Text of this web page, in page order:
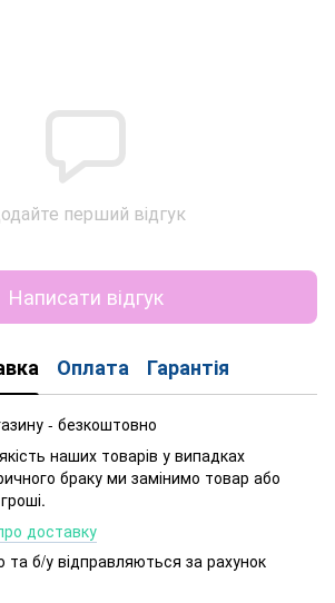
перший відгук
Написати відгук
Оплата Гарантія
- безкоштовно
наших товарів у випадках
браку ми замінимо товар або
доставку
та б/у відправляються за рахунок